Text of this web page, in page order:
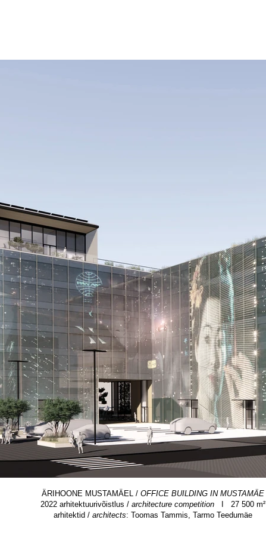
e.jpg
ÄRIHOONE MUSTAMÄEL / OFFICE BUILDING IN MUSTAMÄE
2022 arhitektuurivõistlus / architecture competition I 27 500 m²
arhitektid / architects: Toomas Tammis, Tarmo Teedumäe